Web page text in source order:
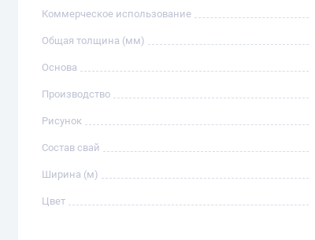
Коммерческое использование
Общая толщина (мм)
Основа
Производство
Рисунок
Состав свай
Ширина (м)
Цвет